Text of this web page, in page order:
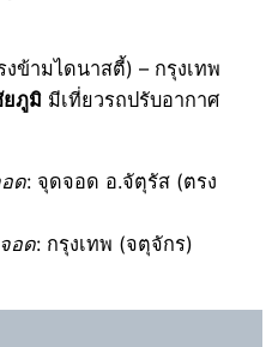
ข้ามไดนาสตี้) – กรุงเทพ
ยภูมิ มีเที่ยวรถปรับอากาศ
ด: จุดจอด อ.จัตุรัส (ตรง
อด: กรุงเทพ (จตุจักร)